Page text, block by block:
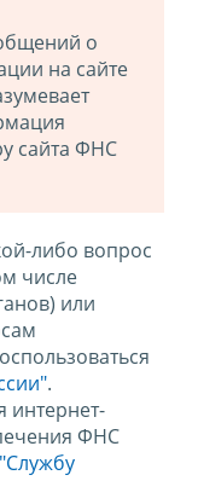
о
на сайте
сайта ФНС
либо вопрос
числе
или
.
интернет-
ФНС
"Службу